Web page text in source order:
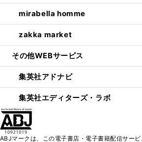
mirabella homme
zakka market
その他WEBサービス
集英社アドナビ
集英社エディターズ・ラボ
ABJマークは、この電子書店・電子書籍配信サー